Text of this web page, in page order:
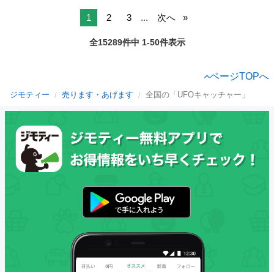
1 2 3 ... 次へ
全15289件中 1-50件表示
ページTOPへ
ジモティー 売ります・あげます 全国の「UFOキャッチャー」